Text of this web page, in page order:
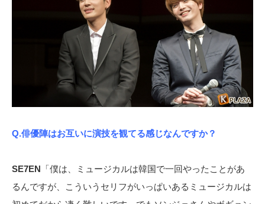
Q.俳優陣はお互いに演技を観てる感じなんですか？
SE7EN 「僕は、ミュージカルは韓国で一回やったことがあ
るんですが、こういうセリフがいっぱいあるミュージカルは